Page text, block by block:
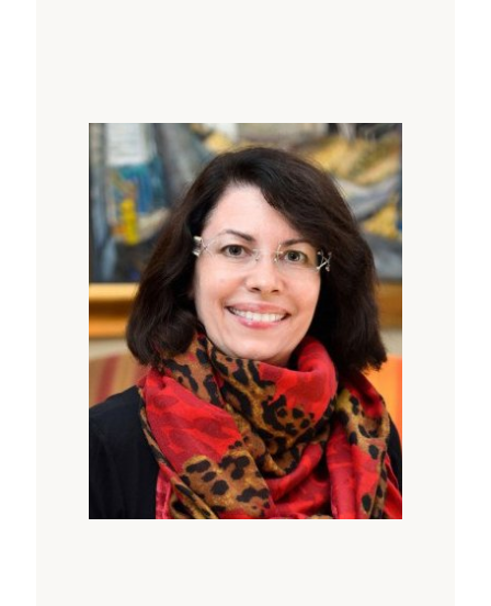
müssen wieder optimal in Einklang gebracht
werden – wofür auf emotionaler, kognitiver
wie somatischer Ebene wieder eine
biologisch optimierte Ordnung gefunden
werden muss.
In dieser Abendveranstaltung wird die
Professorin der University of British Columbia
einen aus ihrem Forschungs- und Arbeitsfeld
entstandenen integrativen, auf neuro-
wissenschaftlichen Studien fundierten
Zugang aufzeigen, wie eine Verbindung von
Verstand und Körper hergestellt werden kann,
die vorher schlicht nicht vorhanden war.
Dadurch kann die Grundlage für den Aufbau
eines verkörperten Selbst geschaffen werden
– und damit der Boden für die (Wieder-)
Herstellung des essenziellen Gefühls, wirklich